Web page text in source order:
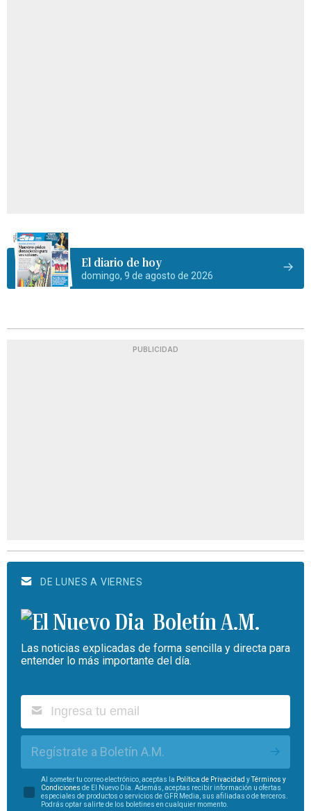
El diario de hoy
domingo, 9 de agosto de 2026
PUBLICIDAD
DE LUNES A VIERNES
Boletín A.M.
Las noticias explicadas de forma sencilla y directa para
entender lo más importante del día.
Regístrate a Boletín A.M.
Al someter tu correo electrónico, aceptas la Política de Privacidad yTérminos y
Condiciones de El Nuevo Día. Además, aceptas recibir información u ofertas
especiales de productos o servicios de GFR Media, sus afiliadas o de terceros.
Podrás optar salirte de los boletines en cualquier momento.